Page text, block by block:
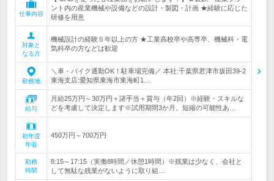
仕事内容
ント内の産業機械や設備などの設計・製図・計画 ★経験に応じた
研修を用意
対象と
なる方
機械設計の経験５年以上の方 ★工業高校卒や高専卒、機械科・電
気科卒の方などは歓迎
勤務地
＼車・バイク通勤OK！駐車場完備／ 本社:千葉県君津市坂田39-2
東海支店:愛知県東海市東海町1…
給与
月給25万円～30万円＋諸手当＋賞与（年2回）※経験・スキルな
どを考慮して決定します※試用期間3か月。短縮の可能性あ…
初年度
年収
450万円～700万円
勤務
時間
8:15～17:15（実働8時間／休憩1時間）※残業は少なく、会社と
して無駄な残業がないように取り組…